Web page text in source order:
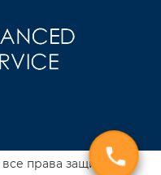
все права защищены